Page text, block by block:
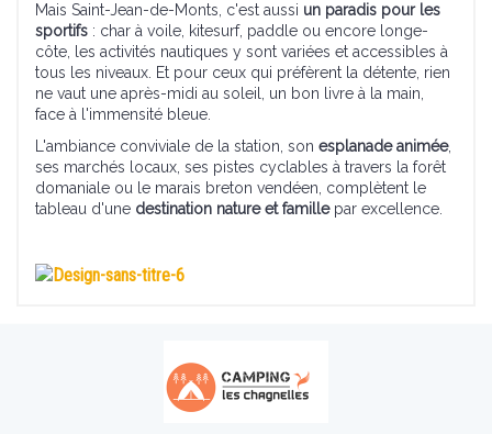
Mais Saint-Jean-de-Monts, c'est aussi un paradis pour les
sportifs : char à voile, kitesurf, paddle ou encore longe-
côte, les activités nautiques y sont variées et accessibles à
tous les niveaux. Et pour ceux qui préfèrent la détente, rien
ne vaut une après-midi au soleil, un bon livre à la main,
face à l'immensité bleue.
L'ambiance conviviale de la station, son esplanade animée,
ses marchés locaux, ses pistes cyclables à travers la forêt
domaniale ou le marais breton vendéen, complètent le
tableau d'une destination nature et famillepar excellence.